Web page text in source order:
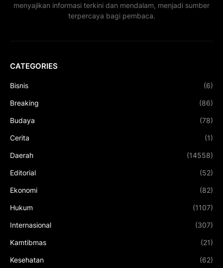
menyajikan informasi terkini dan mendalam, menjadi sumber
terpercaya bagi pembaca.
CATEGORIES
Bisnis (6)
Breaking (86)
Budaya (78)
Cerita (1)
Daerah (14558)
Editorial (52)
Ekonomi (82)
Hukum (1107)
Internasional (307)
Kamtibmas (21)
Kesehatan (62)